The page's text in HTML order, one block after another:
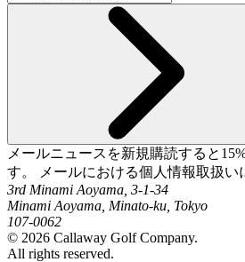
メールニュースを新規購読すると
す。 メールにおける個人情報取扱
3rd Minami Aoyama, 3-1-34
Minami Aoyama, Minato-ku, Tokyo
107-0062
© 2026 Callaway Golf Company.
All rights reserved.